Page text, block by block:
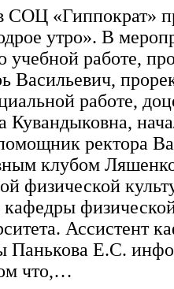
СОЦ «Гиппократ»
утро». В
учебной работе,
Васильевич,
работе,
Кувандыковна,
ректора
клубом
физической
Ассистент
Панькова Е.С.
что,…